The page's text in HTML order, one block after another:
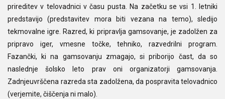
prireditev v telovadnici v času pusta. Na začetku se vsi 1. letniki
predstavijo (predstavitev mora biti vezana na temo), sledijo
tekmovalne igre. Razred, ki pripravlja gamsovanje, je zadolžen za
pripravo iger, vmesne točke, tehniko, razvedrilni program.
Fazančki, ki na gamsovanju zmagajo, si priborijo čast, da so
naslednje šolsko leto prav oni organizatorji gamsovanja.
Zadnjeuvrščena razreda sta zadolžena, da pospravita telovadnico
(verjemite, čiščenja ni malo).